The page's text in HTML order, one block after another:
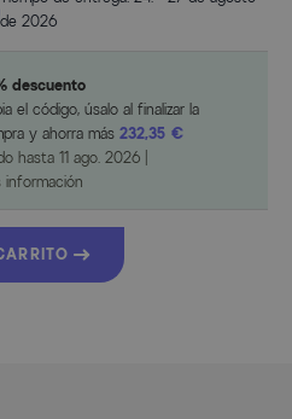
de 2026
descuento
el código, úsalo al finalizar la
y ahorra más232,35 €
hasta11 ago. 2026
información